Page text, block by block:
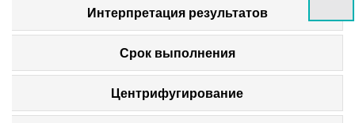
Интерпретация результатов
Срок выполнения
Центрифугирование